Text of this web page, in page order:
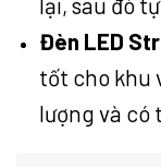
Đèn LED
tốt cho khu
lượng và có